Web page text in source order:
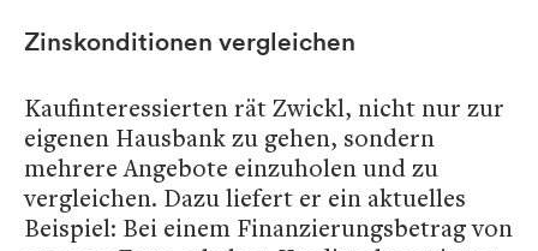
Zinskonditionen vergleichen
Kaufinteressierten rät Zwickl, nicht nur zur
eigenen Hausbank zu gehen, sondern
mehrere Angebote einzuholen und zu
vergleichen. Dazu liefert er ein aktuelles
Beispiel: Bei einem Finanzierungsbetrag von